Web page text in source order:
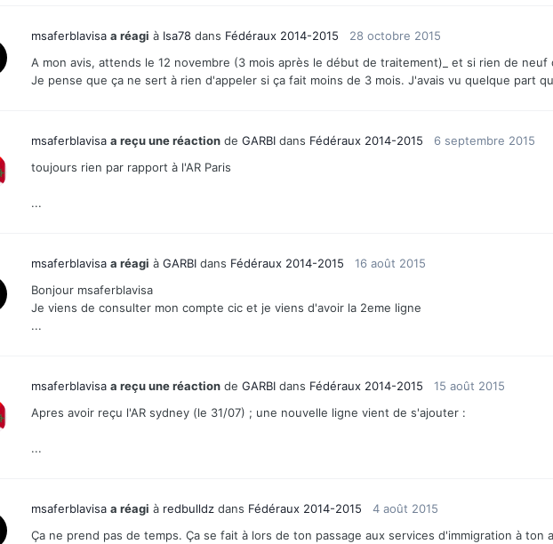
msaferblavisa a réagi à Isa78 dans Fédéraux 2014-2015
28 octobre 2015
A mon avis, attends le 12 novembre (3 mois après le début de traitement)_ et si rien de
Je pense que ça ne sert à rien d'appeler si ça fait moins de 3 mois. J'avais vu quelque part
msaferblavisa a reçu une réaction de GARBI dans Fédéraux 2014-2015
6 septembre 2015
toujours rien par rapport à l'AR Paris
...
msaferblavisa a réagi à GARBI dans Fédéraux 2014-2015
16 août 2015
Bonjour msaferblavisa
Je viens de consulter mon compte cic et je viens d'avoir la 2eme ligne
...
msaferblavisa a reçu une réaction de GARBI dans Fédéraux 2014-2015
15 août 2015
Apres avoir reçu l'AR sydney (le 31/07) ; une nouvelle ligne vient de s'ajouter :
...
msaferblavisa a réagi à redbulldz dans Fédéraux 2014-2015
4 août 2015
Ça ne prend pas de temps. Ça se fait à lors de ton passage aux services d'immigration à ton